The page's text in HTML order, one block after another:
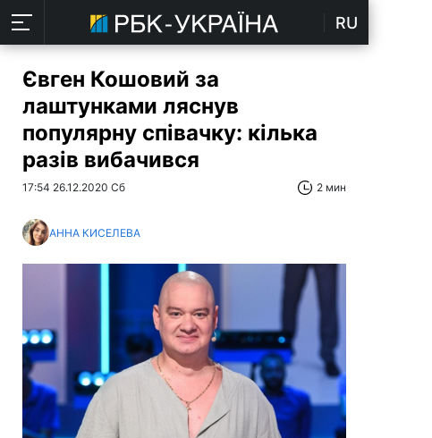
RU
Євген Кошовий за
лаштунками ляснув
популярну співачку: кілька
разів вибачився
17:54 26.12.2020 Сб 2 мин
АННА КИСЕЛЕВА